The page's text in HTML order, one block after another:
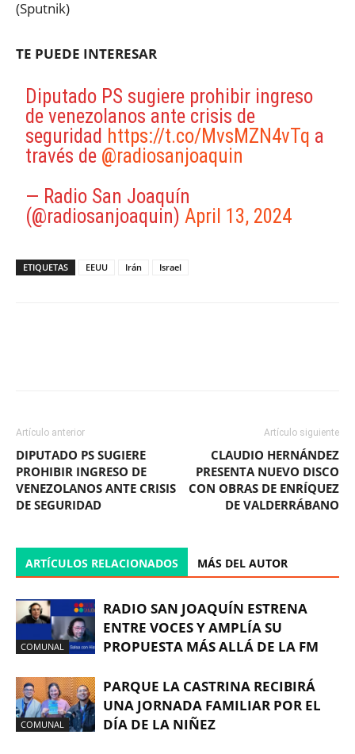
(Sputnik)
TE PUEDE INTERESAR
Diputado PS sugiere prohibir ingreso
de venezolanos ante crisis de
seguridad https://t.co/MvsMZN4vTq a
través de @radiosanjoaquin
— Radio San Joaquín
(@radiosanjoaquin)April 13, 2024
ETIQUETAS EEUU Irán Israel
Artículo anterior
DIPUTADO PS SUGIERE
PROHIBIR INGRESO DE
VENEZOLANOS ANTE CRISIS
DE SEGURIDAD
Artículo siguiente
CLAUDIO HERNÁNDEZ
PRESENTA NUEVO DISCO
CON OBRAS DE ENRÍQUEZ
DE VALDERRÁBANO
ARTÍCULOS RELACIONADOS MÁS DEL AUTOR
COMUNAL
RADIO SAN JOAQUÍN ESTRENA
ENTRE VOCES Y AMPLÍA SU
PROPUESTA MÁS ALLÁ DE LA FM
COMUNAL
PARQUE LA CASTRINA RECIBIRÁ
UNA JORNADA FAMILIAR POR EL
DÍA DE LA NIÑEZ